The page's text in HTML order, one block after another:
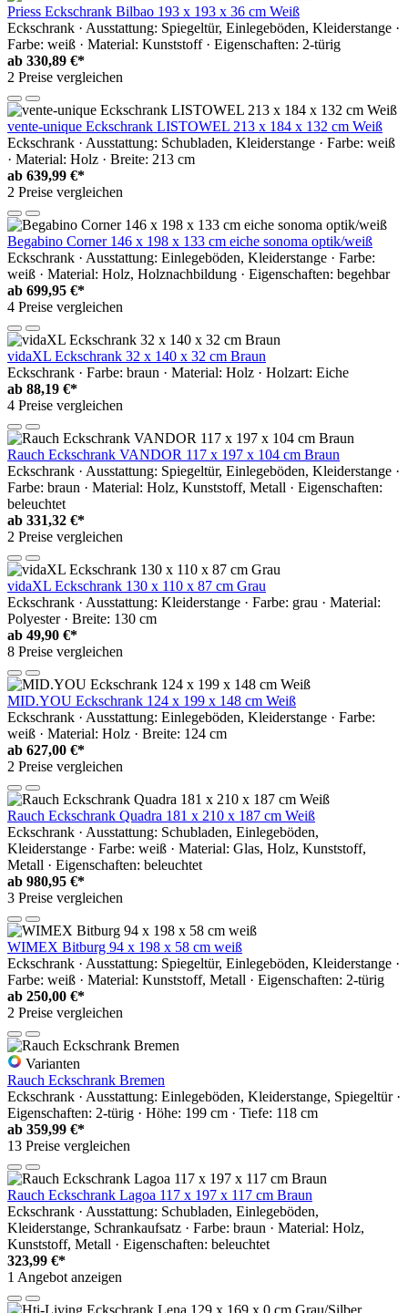
Priess Eckschrank Bilbao 193 x 193 x 36 cm Weiß
Eckschrank · Ausstattung: Spiegeltür, Einlegeböden, Kleiderstange ·
Farbe: weiß · Material: Kunststoff · Eigenschaften: 2-türig
ab 330,89 €*
2 Preise vergleichen
vente-unique Eckschrank LISTOWEL 213 x 184 x 132 cm Weiß
Eckschrank · Ausstattung: Schubladen, Kleiderstange · Farbe: weiß
· Material: Holz · Breite: 213 cm
ab 639,99 €*
2 Preise vergleichen
Begabino Corner 146 x 198 x 133 cm eiche sonoma optik/weiß
Eckschrank · Ausstattung: Einlegeböden, Kleiderstange · Farbe:
weiß · Material: Holz, Holznachbildung · Eigenschaften: begehbar
ab 699,95 €*
4 Preise vergleichen
vidaXL Eckschrank 32 x 140 x 32 cm Braun
Eckschrank · Farbe: braun · Material: Holz · Holzart: Eiche
ab 88,19 €*
4 Preise vergleichen
Rauch Eckschrank VANDOR 117 x 197 x 104 cm Braun
Eckschrank · Ausstattung: Spiegeltür, Einlegeböden, Kleiderstange ·
Farbe: braun · Material: Holz, Kunststoff, Metall · Eigenschaften:
beleuchtet
ab 331,32 €*
2 Preise vergleichen
vidaXL Eckschrank 130 x 110 x 87 cm Grau
Eckschrank · Ausstattung: Kleiderstange · Farbe: grau · Material:
Polyester · Breite: 130 cm
ab 49,90 €*
8 Preise vergleichen
MID.YOU Eckschrank 124 x 199 x 148 cm Weiß
Eckschrank · Ausstattung: Einlegeböden, Kleiderstange · Farbe:
weiß · Material: Holz · Breite: 124 cm
ab 627,00 €*
2 Preise vergleichen
Rauch Eckschrank Quadra 181 x 210 x 187 cm Weiß
Eckschrank · Ausstattung: Schubladen, Einlegeböden,
Kleiderstange · Farbe: weiß · Material: Glas, Holz, Kunststoff,
Metall · Eigenschaften: beleuchtet
ab 980,95 €*
3 Preise vergleichen
WIMEX Bitburg 94 x 198 x 58 cm weiß
Eckschrank · Ausstattung: Spiegeltür, Einlegeböden, Kleiderstange ·
Farbe: weiß · Material: Kunststoff, Metall · Eigenschaften: 2-türig
ab 250,00 €*
2 Preise vergleichen
Varianten
Rauch Eckschrank Bremen
Eckschrank · Ausstattung: Einlegeböden, Kleiderstange, Spiegeltür ·
Eigenschaften: 2-türig · Höhe: 199 cm · Tiefe: 118 cm
ab 359,99 €*
13 Preise vergleichen
Rauch Eckschrank Lagoa 117 x 197 x 117 cm Braun
Eckschrank · Ausstattung: Schubladen, Einlegeböden,
Kleiderstange, Schrankaufsatz · Farbe: braun · Material: Holz,
Kunststoff, Metall · Eigenschaften: beleuchtet
323,99 €*
1 Angebot anzeigen